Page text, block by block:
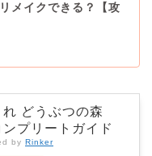
メイクできる？【攻
れ どうぶつの森
プリートガイド
by Rinker